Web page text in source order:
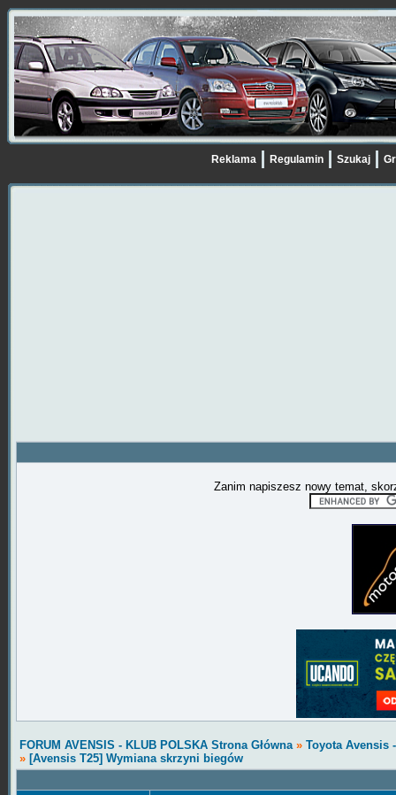
Reklama Regulamin Szukaj
Zanim napiszesz nowy temat,
FORUM AVENSIS - KLUB POLSKA Strona Główna» Toyota Avensis
» [Avensis T25] Wymiana skrzyni biegów